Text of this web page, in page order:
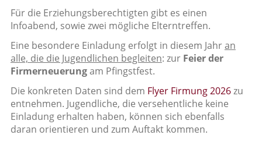
Für die Erziehungsberechtigten gibt es einen
Infoabend, sowie zwei mögliche Elterntreffen.
Eine besondere Einladung erfolgt in diesem Jahran
alle, die die Jugendlichen begleiten: zur Feier der
Firmerneuerungam Pfingstfest.
Die konkreten Daten sind dem Flyer Firmung 2026zu
entnehmen. Jugendliche, die versehentliche keine
Einladung erhalten haben, können sich ebenfalls
daran orientieren und zum Auftakt kommen.